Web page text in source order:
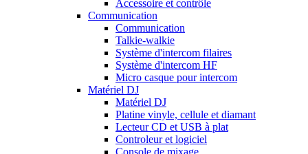
Accessoire et contrôle
Communication
Communication
Talkie-walkie
Système d'intercom filaires
Système d'intercom HF
Micro casque pour intercom
Matériel DJ
Matériel DJ
Platine vinyle, cellule et diamant
Lecteur CD et USB à plat
Controleur et logiciel
Console de mixage